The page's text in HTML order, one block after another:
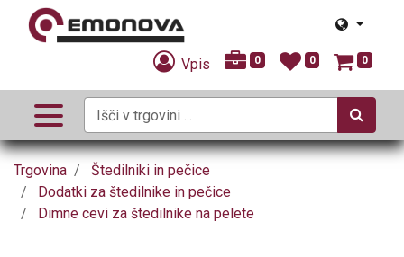
Vpis 0 0 0
Trgovina
Štedilniki in pečice
Dodatki za štedilnike in pečice
Dimne cevi za štedilnike na pelete